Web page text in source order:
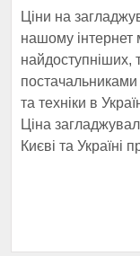
Ціни на
нашому інтернет
найдоступніших,
постачальниками
та техніки в
Ціна
Києві та Україні